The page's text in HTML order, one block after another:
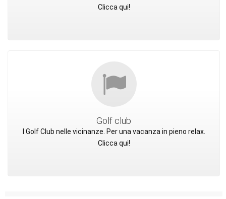
Clicca qui!
Golf club
I Golf Club nelle vicinanze. Per una vacanza in pieno relax.
Clicca qui!